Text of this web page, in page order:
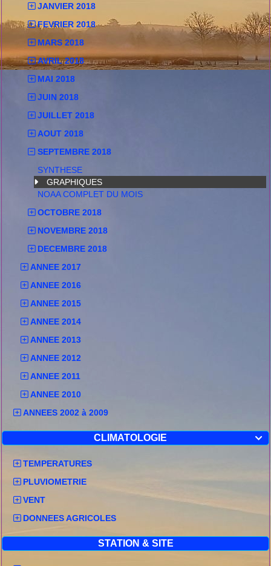
JANVIER 2018
FEVRIER 2018
MARS 2018
AVRIL 2018
MAI 2018
JUIN 2018
JUILLET 2018
AOUT 2018
SEPTEMBRE 2018
SYNTHESE
GRAPHIQUES
NOAA COMPLET DU MOIS
OCTOBRE 2018
NOVEMBRE 2018
DECEMBRE 2018
ANNEE 2017
ANNEE 2016
ANNEE 2015
ANNEE 2014
ANNEE 2013
ANNEE 2012
ANNEE 2011
ANNEE 2010
ANNEES 2002 à 2009

CLIMATOLOGIE
TEMPERATURES
PLUVIOMETRIE
VENT
DONNEES AGRICOLES
STATION & SITE